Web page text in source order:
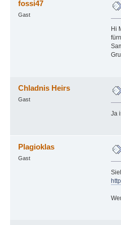
fossi47
Gast
Hi
Chladnis Heirs
Gast
Ja
Plagioklas
Gast